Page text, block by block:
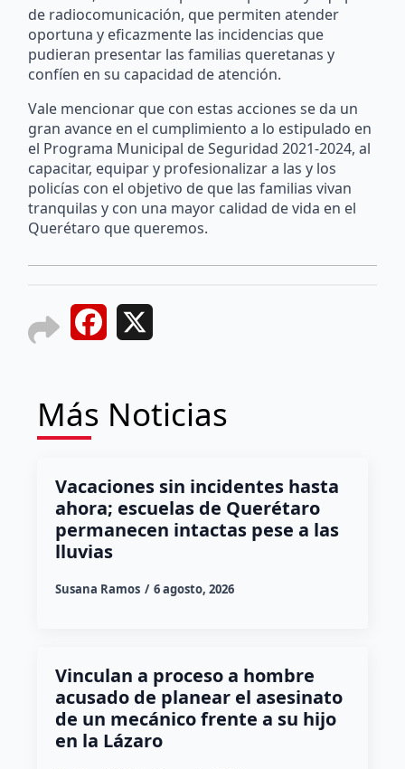
de radiocomunicación, que permiten atender
oportuna y eficazmente las incidencias que
pudieran presentar las familias queretanas y
confíen en su capacidad de atención.
Vale mencionar que con estas acciones se da un
gran avance en el cumplimiento a lo estipulado en
el Programa Municipal de Seguridad 2021-2024, al
capacitar, equipar y profesionalizar a las y los
policías con el objetivo de que las familias vivan
tranquilas y con una mayor calidad de vida en el
Querétaro que queremos.
Facebook
Más Noticias
Vacaciones sin incidentes hasta
ahora; escuelas de Querétaro
permanecen intactas pese a las
lluvias
Susana Ramos 6 agosto, 2026
Vinculan a proceso a hombre
acusado de planear el asesinato
de un mecánico frente a su hijo
en la Lázaro